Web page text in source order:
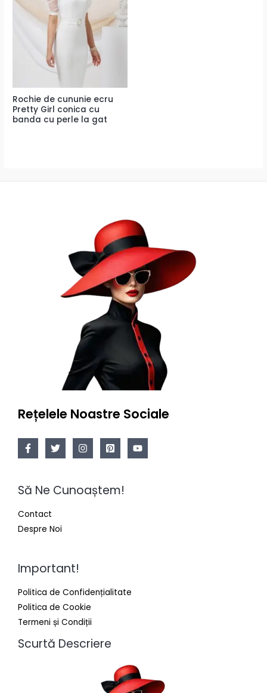
Rochie de cununie ecru
Pretty Girl conica cu
banda cu perle la gat
Rețelele Noastre Sociale
Să Ne Cunoaștem!
Contact
Despre Noi
Important!
Politica de Confidențialitate
Politica de Cookie
Termeni și Condiții
Scurtă Descriere